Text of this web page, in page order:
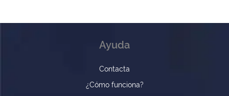
Ayuda
Contacta
¿Cómo funciona?